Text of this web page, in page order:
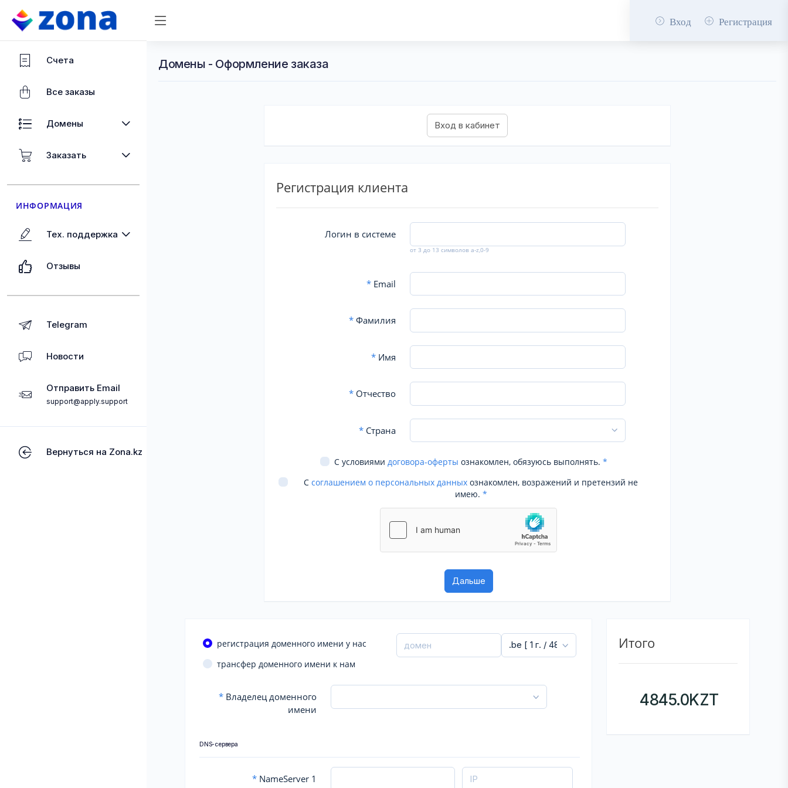
Вход Регистрация
Счета
Все заказы
Домены
Заказать
ИНФОРМАЦИЯ
Тех. поддержка
Отзывы
Telegram
Новости
Отправить Email
support@apply.support
Вернуться на Zona.kz
Домены - Оформление заказа
Регистрация клиента
Логин в системе
от 3 до 13 символов a-z,0-9
*Email
*Фамилия
*Имя
*Отчество
*Страна
С условиями договора-оферты ознакомлен, обязуюсь выполнять. *
С соглашением о персональных данных ознакомлен, возражений и претензий не
имею. *
регистрация доменного имени у нас
трансфер доменного имени к нам
* Владелец доменного
имени
DNS-сервера
* NameServer 1
Итого
4845.0KZT